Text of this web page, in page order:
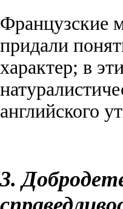
Французские
придали
характер; в
английского
3.